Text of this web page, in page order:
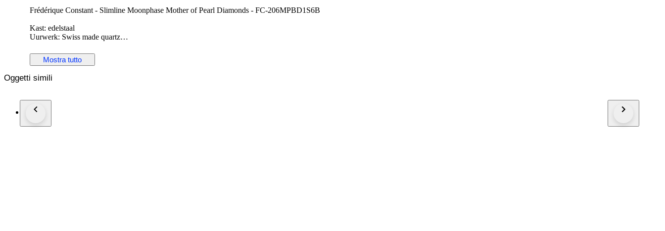
Frédérique Constant - Slimline Moonphase Mother of Pearl Diamonds - FC-206MPBD1S6B
Kast: edelstaal
Uurwerk: Swiss made quartz
Diameter: 30 mm
Glas: sapphire crystal
Wristsize: ca. 19 cm
Garantie: 1 jaar "de Horlogemeesters"
Mostra tutto
Oggetti simili